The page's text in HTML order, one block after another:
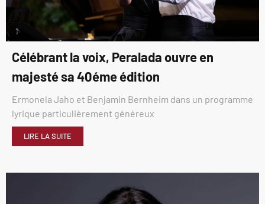
Célébrant la voix, Peralada ouvre en
majesté sa 40éme édition
Ermonela Jaho et Benjamin Bernheim dans un programme
lyrique particulièrement généreux
LIRE LA SUITE